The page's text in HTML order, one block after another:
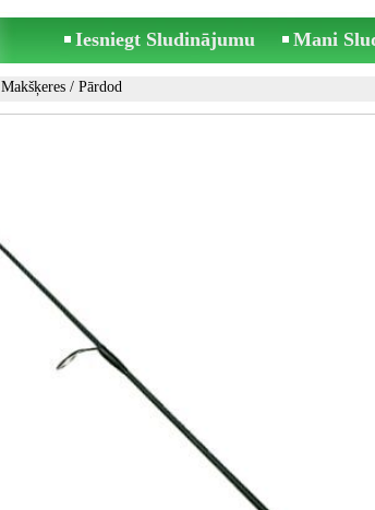
Iesniegt Sludinājumu Mani
Makšķeres / Pārdod